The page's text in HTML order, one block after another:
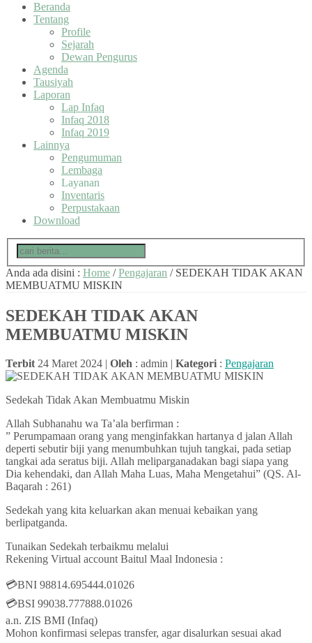
Beranda
Tentang
Profile
Sejarah
Dewan Pengurus
Agenda
Tausiyah
Laporan
Lap Infaq
Infaq 2018
Infaq 2019
Lainnya
Pengumuman
Lembaga
Layanan
Inventaris
Perpustakaan
Download
Anda ada disini : Home /Pengajaran / SEDEKAH TIDAK AKAN
MEMBUATMU MISKIN
SEDEKAH TIDAK AKAN
MEMBUATMU MISKIN
Terbit 24 Maret 2024 | Oleh : admin | Kategori : Pengajaran
Sedekah Tidak Akan Membuatmu Miskin
Allah Subhanahu wa Ta’ala berfirman :
” Perumpamaan orang yang menginfakkan hartanya d jalan Allah
deperti sebutir biji yang menumbuhkan tujuh tangkai, pada setiap
tangkai ada seratus biji. Allah meliparganadakan bagi siapa yang
Dia kehendaki, dan Allah Maha Luas, Maha Mengetahui” (QS. Al-
Baqarah : 261)
Sedekah yang kita keluarkan akan menuai kebaikan yang
berlipatganda.
Tunaikan Sedekah terbaikmu melalui
Rekening Virtual account Baitul Maal Indonesia :
💳BNI 98814.695444.01026
💳BSI 99038.777888.01026
a.n. ZIS BMI (Infaq)
Mohon konfirmasi selepas transfer, agar disalurkan sesuai akad